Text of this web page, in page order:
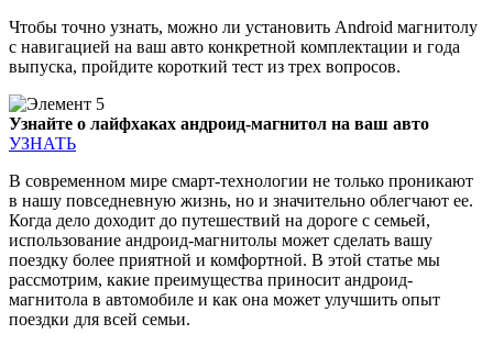
Чтобы точно узнать, можно ли установить Android магнитолу
с навигацией на ваш авто конкретной комплектации и года
выпуска, пройдите короткий тест из трех вопросов.
Узнайте о лайфхаках андроид-магнитол на ваш авто
УЗНАТЬ
В современном мире смарт-технологии не только проникают
в нашу повседневную жизнь, но и значительно облегчают ее.
Когда дело доходит до путешествий на дороге с семьей,
использование андроид-магнитолы может сделать вашу
поездку более приятной и комфортной. В этой статье мы
рассмотрим, какие преимущества приносит андроид-
магнитола в автомобиле и как она может улучшить опыт
поездки для всей семьи.